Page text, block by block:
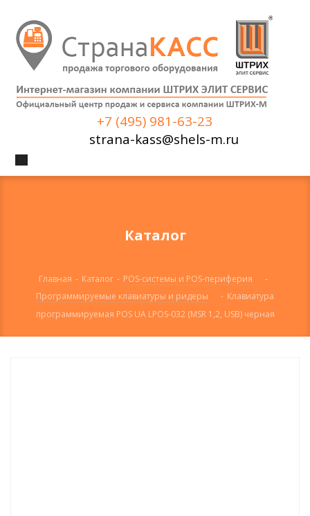
+7 (495) 981-63-23
strana-kass@shels-m.ru
Каталог
Главная - Каталог - POS-системы и POS-периферия
-
Программируемые клавиатуры и ридеры
- Клавиатура
программируемая POS UA LPOS-032 (MSR 1,2, USB) черная